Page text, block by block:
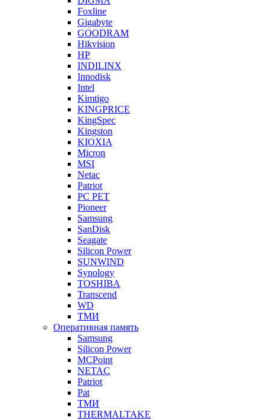
Foxline
Gigabyte
GOODRAM
Hikvision
HP
INDILINX
Innodisk
Intel
Kimtigo
KINGPRICE
KingSpec
Kingston
KIOXIA
Micron
MSI
Netac
Patriot
PC PET
Pioneer
Samsung
SanDisk
Seagate
Silicon Power
SUNWIND
Synology
TOSHIBA
Transcend
WD
ТМИ
Оперативная память
Samsung
Silicon Power
MCPoint
NETAC
Patriot
Pat
ТМИ
THERMALTAKE